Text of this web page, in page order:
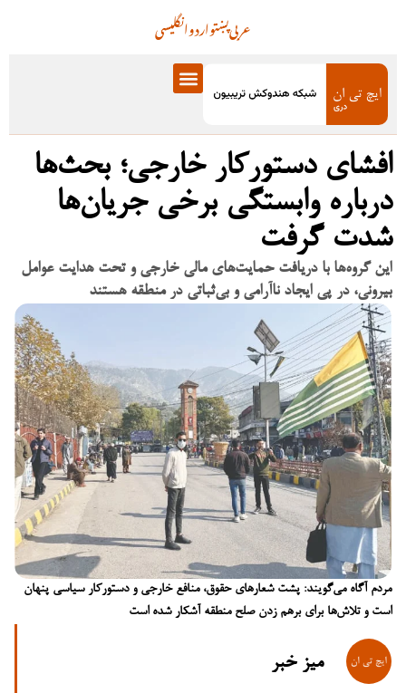
انگلیسیاردوپښتوعربی
افشای دستورکار خارجی؛ بحث‌ها
درباره وابستگی برخی جریان‌ها
شدت گرفت
این گروه‌ها با دریافت حمایت‌های مالی خارجی و تحت هدایت عوامل
بیرونی، در پی ایجاد ناآرامی و بی‌ثباتی در منطقه هستند
مردم آگاه می‌گویند: پشت شعارهای حقوق، منافع خارجی و دستورکار سیاسی پنهان
است و تلاش‌ها برای برهم زدن صلح منطقه آشکار شده است
میز خبر